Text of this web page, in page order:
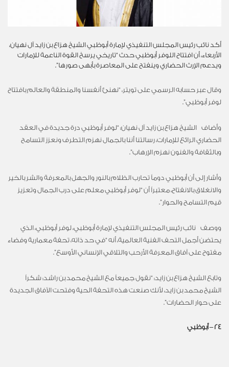
أكد نائب رئيس المجلس التنفيذي لإمارة أبوظبي الشيخ هزاع بن زايد آل نهيان،
الأربعاء، أن افتتاح اللوفر أبوظبي حدث “تاريخي يرسخ القوة الناعمة للإمارات
ويدعم الإرث الحضاري وينفتح على المعاصرة بأبهى صورها”.
وقال عبر حسابه الرسمي على تويتر، “نهنئ أنفسنا والمنطقة والعالم بافتتاح
لوفر أبوظبي”.
وأضاف الشيخ هزاع بن زايد آل نهيان: “لوفر أبوظبي درة جديدة في العقد
الحضاري الرائع للإمارات، رسالتنا أننا بالجمال نهزم التطرف ونعزز التسامح
وبالثقافة والفنون نهزم الإرهاب”.
وأشار إلى أن أبوظبي دوماً تحارب الظلام بالنور والجهل بالمعرفة والشر بالخير
والانغلاق بالانفتاح، معتبراً أن “لوفر أبوظبي معلم على درب الجمال وتعزيز
قيم التسامح والحوار”.
ووصف نائب رئيس المجلس التنفيذي لإمارة أبوظبي، لوفر أبوظبي، الذي
يحتضن أجمل التحف الفنية العالمية، أنه “في حد ذاته، تحفة معمارية وفضاء
مفتوح على آفاق المعرفة الأرحب والتلاقي الإنساني الأوسع”.
وتابع الشيخ هزاع بن زايد: “نقول جميعاً مع الشيخ محمد بن راشد: شكراً
الشيخ محمد بن زايد، لأنك صنعت هذه التحفة الحية وفتحت الآفاق الجديدة
على حوار الحضارات”.
24 – أبوظبي